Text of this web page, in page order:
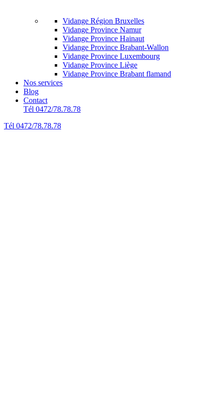
Vidange Région Bruxelles
Vidange Province Namur
Vidange Province Hainaut
Vidange Province Brabant-Wallon
Vidange Province Luxembourg
Vidange Province Liège
Vidange Province Brabant flamand
Nos services
Blog
Contact
Tél 0472/78.78.78
Tél 0472/78.78.78